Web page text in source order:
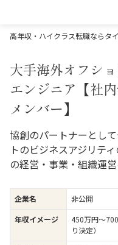
高年収・ハイクラス転職ならタ
大手海外オフシ
エンジニア【社
メンバー】
協創のパートナーとし
トのビジネスアジリテ
の経営・事業・組織運
企業名
非公開
年収イメージ
450万円〜
り決定）